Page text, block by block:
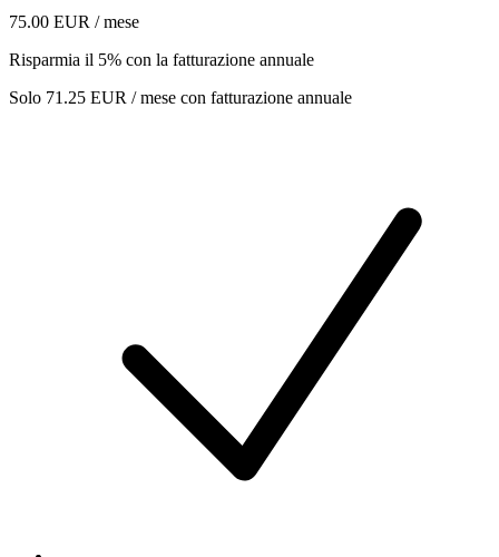
75.00 EUR / mese
Risparmia il 5% con la fatturazione annuale
Solo 71.25 EUR / mese con fatturazione annuale